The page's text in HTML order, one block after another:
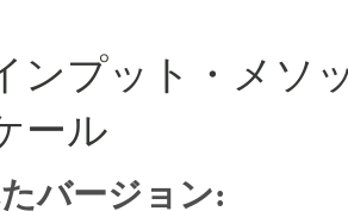
ンプット・メソ
ール
バージョン: